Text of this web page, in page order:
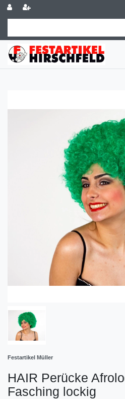
Festartikel Müller
HAIR Perücke
Fasching lockig